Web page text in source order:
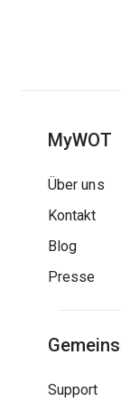
MyWOT
Über uns
Kontakt
Blog
Presse
Support